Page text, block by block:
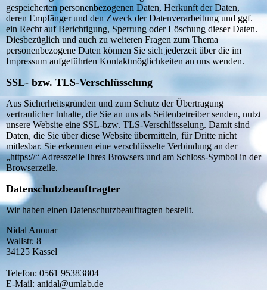
gespeicherten personenbezogenen Daten, Herkunft der Daten,
deren Empfänger und den Zweck der Datenverarbeitung und ggf.
ein Recht auf Berichtigung, Sperrung oder Löschung dieser Daten.
Diesbezüglich und auch zu weiteren Fragen zum Thema
personenbezogene Daten können Sie sich jederzeit über die im
Impressum aufgeführten Kontaktmöglichkeiten an uns wenden.
SSL- bzw. TLS-Verschlüsselung
Aus Sicherheitsgründen und zum Schutz der Übertragung
vertraulicher Inhalte, die Sie an uns als Seitenbetreiber senden, nutzt
unsere Website eine SSL-bzw. TLS-Verschlüsselung. Damit sind
Daten, die Sie über diese Website übermitteln, für Dritte nicht
mitlesbar. Sie erkennen eine verschlüsselte Verbindung an der
„https://“ Adresszeile Ihres Browsers und am Schloss-Symbol in der
Browserzeile.
Datenschutzbeauftragter
Wir haben einen Datenschutzbeauftragten bestellt.
Nidal Anouar
Wallstr. 8
34125 Kassel
Telefon: 0561 95383804
E-Mail: anidal@umlab.de